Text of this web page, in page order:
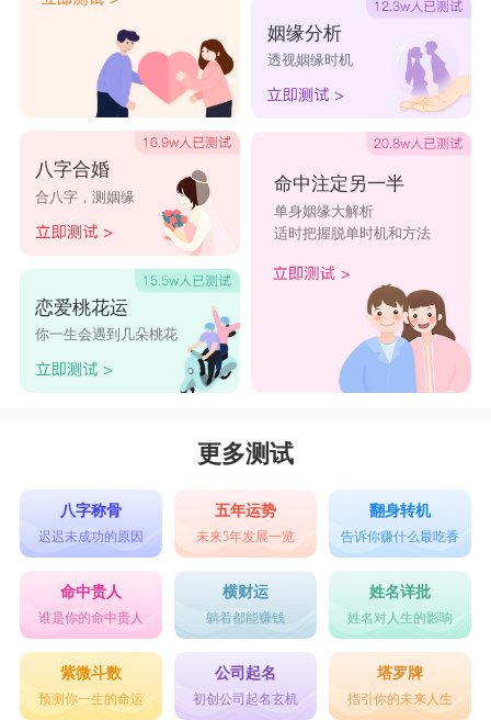
八字合婚
合八字，测姻缘
恋爱桃花运
你一生会遇到几朵桃花
姻缘分析
透视姻缘时机
命中注定另一半
单身姻缘大解析
适时把握脱单时机和方法
更多测试
八字称骨
迟迟未成功的原因
五年运势
未来5年发展一览
翻身转机
告诉你赚什么最吃香
命中贵人
谁是你的命中贵人
横财运
躺着都能赚钱
姓名详批
姓名对人生的影响
紫微斗数
预测你一生的命运
公司起名
初创公司起名玄机
塔罗牌
指引你的未来人生